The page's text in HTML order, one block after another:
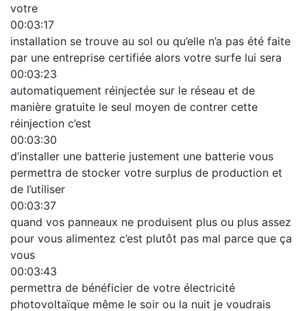
votre
00:03:17
installation se trouve au sol ou qu’elle n’a pas été faite
par une entreprise certifiée alors votre surfe lui sera
00:03:23
automatiquement réinjectée sur le réseau et de
manière gratuite le seul moyen de contrer cette
réinjection c’est
00:03:30
d’installer une batterie justement une batterie vous
permettra de stocker votre surplus de production et
de l’utiliser
00:03:37
quand vos panneaux ne produisent plus ou plus assez
pour vous alimentez c’est plutôt pas mal parce que ça
vous
00:03:43
permettra de bénéficier de votre électricité
photovoltaïque même le soir ou la nuit je voudrais